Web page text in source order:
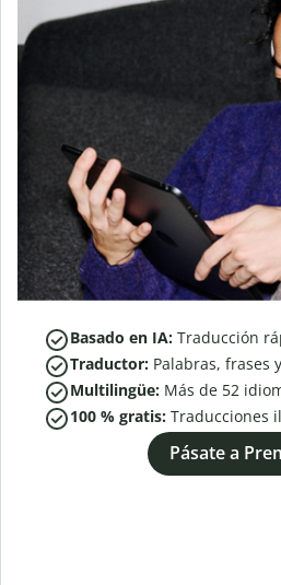
Basado en IA: Traducción
Traductor: Palabras, frases
Multilingüe: Más de 52
100 % gratis: Traducciones
Pásate a